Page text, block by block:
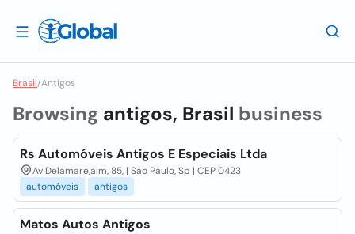
Brasil/Antigos
Browsing antigos, Brasil business
Rs Automóveis Antigos E Especiais Ltda
Av Delamare,alm, 85, | São Paulo, Sp | CEP 0423
automóveis
antigos
Matos Autos Antigos